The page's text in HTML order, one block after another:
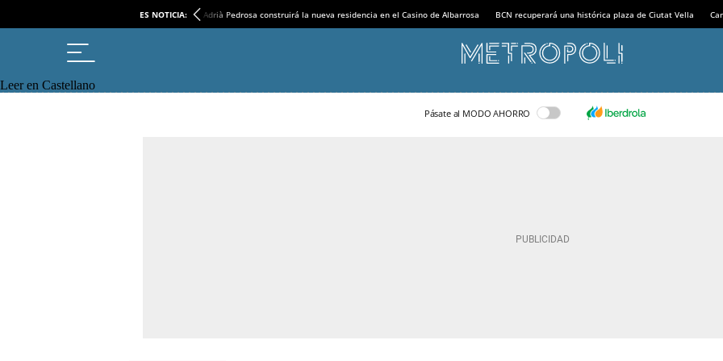
ES NOTICIA: Adrià Pedrosa construirá la nueva residencia en el Casino de Albarrosa BCN recuperará una histórica plaza de Ciutat Vella
Leer en Castellano
Pásate al MODO AHORRO